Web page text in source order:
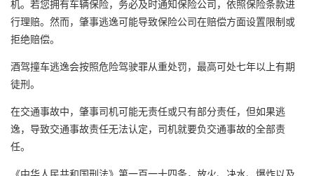
机。若您拥有车辆保险，务必及时通知保险公司，依照保险条款进
行理赔。然而，肇事逃逸可能导致保险公司在赔偿方面设置限制或
拒绝赔偿。
酒驾撞车逃逸会按照危险驾驶罪从重处罚，最高可处七年以上有期
徒刑。
在交通事故中，肇事司机可能无责任或只有部分责任，但如果逃
逸，导致交通事故责任无法认定，司机就要负交通事故的全部责
任。
《中华人民共和国刑法》第一百一十四条，放火、决水、爆炸以及